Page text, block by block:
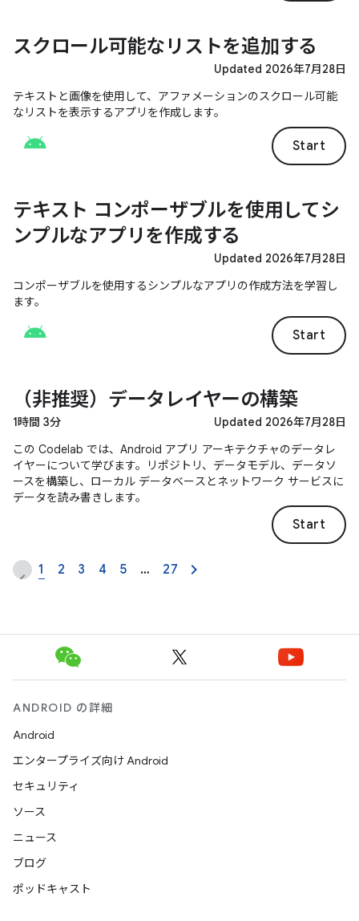
スクロール可能なリストを追加する
Updated 2026年7月28日
テキストと画像を使用して、アファメーションのスクロール可能
なリストを表示するアプリを作成します。
Start
テキスト コンポーザブルを使用してシ
ンプルなアプリを作成する
Updated 2026年7月28日
コンポーザブルを使用するシンプルなアプリの作成方法を学習し
ます。
Start
（非推奨）データレイヤーの構築
1時間 3分
Updated 2026年7月28日
この Codelab では、Android アプリ アーキテクチャのデータレ
イヤーについて学びます。リポジトリ、データモデル、データソ
ースを構築し、ローカル データベースとネットワーク サービスに
データを読み書きします。
Start
1 2 3 4 5 … 27
ANDROID の詳細
Android
エンタープライズ向け Android
セキュリティ
ソース
ニュース
ブログ
ポッドキャスト